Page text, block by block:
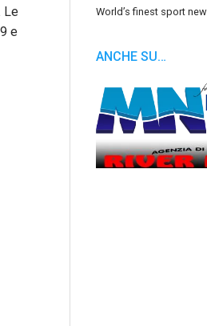
Le
e
World’s finest sport
ANCHE SU…